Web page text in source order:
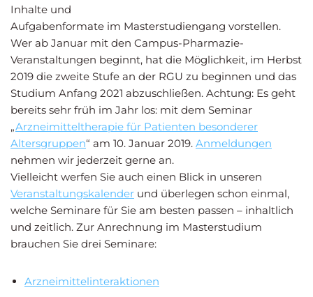
Inhalte und
Aufgabenformate im Masterstudiengang vorstellen.
Wer ab Januar mit den Campus-Pharmazie-
Veranstaltungen beginnt, hat die Möglichkeit, im Herbst
2019 die zweite Stufe an der RGU zu beginnen und das
Studium Anfang 2021 abzuschließen. Achtung: Es geht
bereits sehr früh im Jahr los: mit dem Seminar
„Arzneimitteltherapie für Patienten besonderer
Altersgruppen“ am 10. Januar 2019. Anmeldungen
nehmen wir jederzeit gerne an.
Vielleicht werfen Sie auch einen Blick in unseren
Veranstaltungskalender und überlegen schon einmal,
welche Seminare für Sie am besten passen – inhaltlich
und zeitlich. Zur Anrechnung im Masterstudium
brauchen Sie drei Seminare:
Arzneimittelinteraktionen